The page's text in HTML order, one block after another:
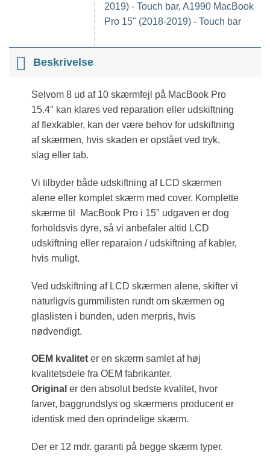
2019) - Touch bar, A1990 MacBook
Pro 15" (2018-2019) - Touch bar
Beskrivelse
Selvom 8 ud af 10 skærmfejl på MacBook Pro
15.4″ kan klares ved reparation eller udskiftning
af flexkabler, kan der være behov for udskiftning
af skærmen, hvis skaden er opstået ved tryk,
slag eller tab.
Vi tilbyder både udskiftning af LCD skærmen
alene eller komplet skærm med cover. Komplette
skærme til MacBook Pro i 15″ udgaven er dog
forholdsvis dyre, så vi anbefaler altid LCD
udskiftning eller reparaion / udskiftning af kabler,
hvis muligt.
Ved udskiftning af LCD skærmen alene, skifter vi
naturligvis gummilisten rundt om skærmen og
glaslisten i bunden, uden merpris, hvis
nødvendigt.
OEM kvaliteter en skærm samlet af høj
kvalitetsdele fra OEM fabrikanter.
Original er den absolut bedste kvalitet, hvor
farver, baggrundslys og skærmens producent er
identisk med den oprindelige skærm.
Der er 12 mdr. garanti på begge skærm typer.